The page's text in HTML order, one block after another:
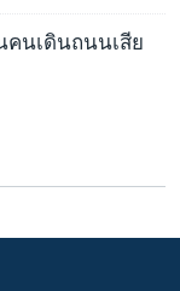
คนเดินถนนเสีย